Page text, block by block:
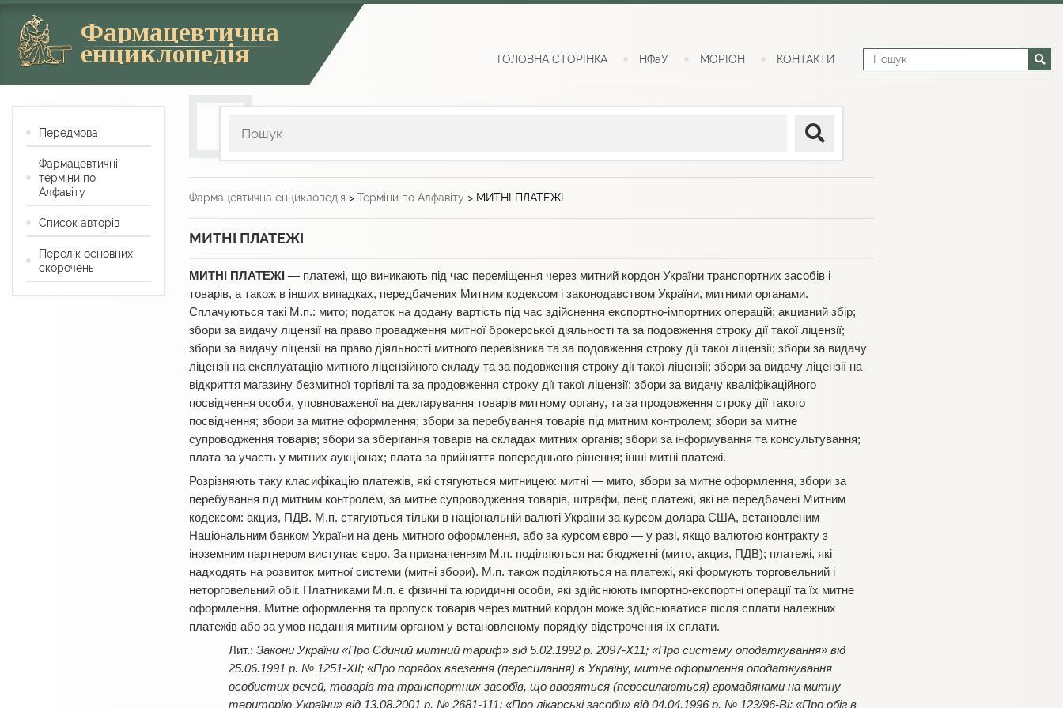
Фармацевтична
енциклопедія ГОЛОВНА СТОРІНКА НФаУ МОРІОН КОНТАКТИ
Фармацевтична енциклопедія > Терміни по Алфавіту > МИТНІ ПЛАТЕЖІ
МИТНІ ПЛАТЕЖІ
МИТНІ ПЛАТЕЖІ — платежі, що виникають під час переміщення через митний кордон України транспортних засобів і
товарів, а також в інших випадках, передбачених Митним кодексом і законодавством України, митними органами.
Сплачуються такі М.п.: мито; податок на додану вартість під час здійснення експортно-імпортних операцій; акцизний збір;
збори за видачу ліцензії на право провадження митної брокерської діяльності та за подовження строку дії такої ліцензії;
збори за видачу ліцензії на право діяльності митного перевізника та за подовження строку дії такої ліцензії; збори за видачу
ліцензії на експлуатацію митного ліцензійного складу та за подовження строку дії такої ліцензії; збори за видачу ліцензії на
відкриття магазину безмитної торгівлі та за продовження строку дії такої ліцензії; збори за видачу кваліфікаційного
посвідчення особи, уповноваженої на декларування товарів митному органу, та за продовження строку дії такого
посвідчення; збори за митне оформлення; збори за перебування товарів під митним контролем; збори за митне
супроводження товарів; збори за зберігання товарів на складах митних органів; збори за інформування та консультування;
плата за участь у митних аукціонах; плата за прийняття попереднього рішення; інші митні платежі.
Розрізняють таку класифікацію платежів, які стягуються митницею: митні — мито, збори за митне оформлення, збори за
перебування під митним контролем, за митне супроводження товарів, штрафи, пені; платежі, які не передбачені Митним
кодексом: акциз, ПДВ. М.п. стягуються тільки в національній валюті України за курсом долара США, встановленим
Національним банком України на день митного оформлення, або за курсом євро — у разі, якщо валютою контракту з
іноземним партнером виступає євро. За призначенням М.п. поділяються на: бюджетні (мито, акциз, ПДВ); платежі, які
надходять на розвиток митної системи (митні збори). М.п. також поділяються на платежі, які формують торговельний і
неторговельний обіг. Платниками М.п. є фізичні та юридичні особи, які здійснюють імпортно-експортні операції та їх митне
оформлення. Митне оформлення та пропуск товарів через митний кордон може здійснюватися після сплати належних
платежів або за умов надання митним органом у встановленому порядку відстрочення їх сплати.
Закони України «Про Єдиний митний тариф» від 5.02.1992 р. 2097-Х11; «Про систему оподаткування» від
25.06.1991 р. № 1251-XII; «Про порядок ввезення (пересилання) в Україну, митне оформлення оподаткування
особистих речей, товарів та транспортних засобів, що ввозяться (пересилаються) громадянами на митну
територію України» від 13.08.2001 р. № 2681-111; «Про лікарські засоби» від 04.04.1996 р. № 123/96-Ві; «Про обіг в
Передмова
Фармацевтичні
терміни по
Алфавіту
Список авторів
Перелік основних
скорочень